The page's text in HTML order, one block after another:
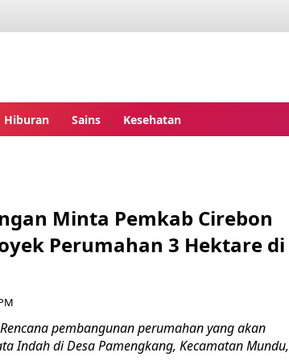
Hiburan Sains Kesehatan
Minta Pemkab Cirebon
Perumahan 3 Hektare di
Rencana pembangunan perumahan yang akan
Indah di Desa Pamengkang, Kecamatan Mundu,